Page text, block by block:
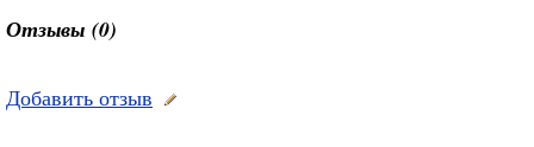
Отзывы (0)
Добавить отзыв